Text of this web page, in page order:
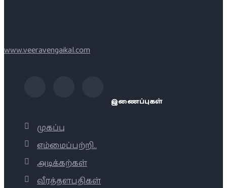
www.veeravengaikal.com
இணைப்புகள்
முகப்பு
எம்மைப்பற்றி..
அடிக்கற்கள்
வீரத்தளபதிகள்